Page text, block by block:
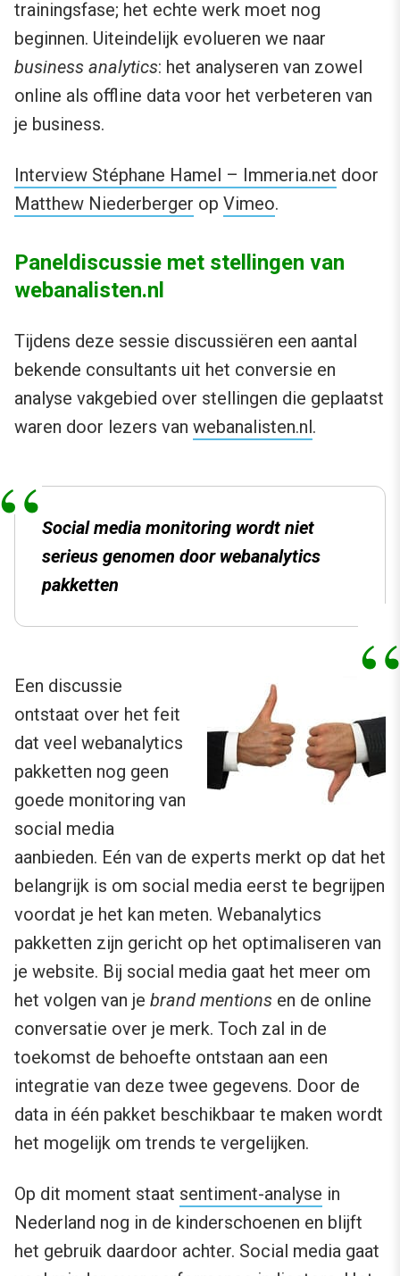
trainingsfase; het echte werk moet nog
beginnen. Uiteindelijk evolueren we naar
business analytics: het analyseren van zowel
online als offline data voor het verbeteren van
je business.
Interview Stéphane Hamel – Immeria.net door
Matthew Niederberger op Vimeo.
Paneldiscussie met stellingen van
webanalisten.nl
Tijdens deze sessie discussiëren een aantal
bekende consultants uit het conversie en
analyse vakgebied over stellingen die geplaatst
waren door lezers van webanalisten.nl.
Social media monitoring wordt niet
serieus genomen door webanalytics
pakketten
Een discussie
ontstaat over het feit
dat veel webanalytics
pakketten nog geen
goede monitoring van
social media
aanbieden. Eén van de experts merkt op dat het
belangrijk is om social media eerst te begrijpen
voordat je het kan meten. Webanalytics
pakketten zijn gericht op het optimaliseren van
je website. Bij social media gaat het meer om
het volgen van je brand mentions en de online
conversatie over je merk. Toch zal in de
toekomst de behoefte ontstaan aan een
integratie van deze twee gegevens. Door de
data in één pakket beschikbaar te maken wordt
het mogelijk om trends te vergelijken.
Op dit moment staat sentiment-analyse in
Nederland nog in de kinderschoenen en blijft
het gebruik daardoor achter. Social media gaat